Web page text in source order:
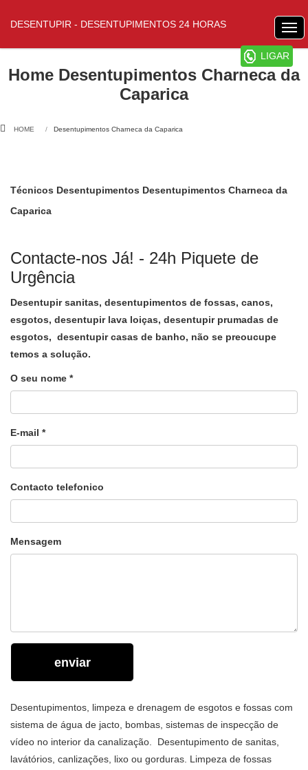
LIGAR
DESENTUPIR - DESENTUPIMENTOS 24 HORAS
Home Desentupimentos Charneca da
Caparica
HOME Desentupimentos Charneca da Caparica
Técnicos Desentupimentos Desentupimentos Charneca da
Caparica
Contacte-nos Já! - 24h Piquete de
Urgência
Desentupir sanitas, desentupimentos de fossas, canos,
esgotos, desentupir lava loiças, desentupir prumadas de
esgotos, desentupir casas de banho, não se preoucupe
temos a solução.
O seu nome *
E-mail *
Contacto telefonico
Mensagem
enviar
Desentupimentos, limpeza e drenagem de esgotos e fossas com
sistema de água de jacto, bombas, sistemas de inspecção de
vídeo no interior da canalização. Desentupimento de sanitas,
lavátórios, canlizações, lixo ou gorduras. Limpeza de fossas